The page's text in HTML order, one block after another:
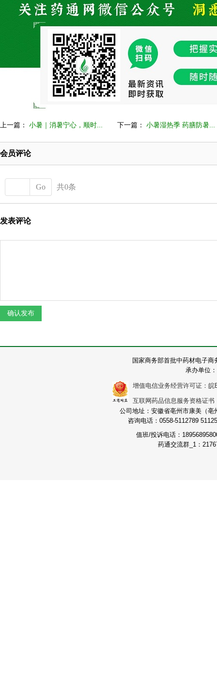
上一篇： 小暑｜消暑宁心，顺时... 下一篇： 小暑湿热季 药膳防暑...
会员评论
Go 共0条
发表评论
国家商务部首批中药材电子
承办单位
增值电信业务经营许可证：皖
互联网药品信息服务资格证
公司地址：安徽省亳州市康美（
咨询电话：0558-5112789
值班/投诉电话：
药通交流群_1：